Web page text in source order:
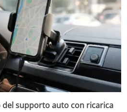
del supporto auto con ricarica